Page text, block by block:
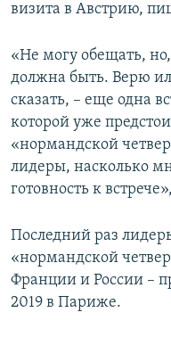
визита в Австрию,
«Не могу обещать,
должна быть. Верю
сказать, – еще одна
которой уже
«нормандской
лидеры, насколько
готовность к
Последний раз
«нормандской
Франции и России –
2019 в Париже.